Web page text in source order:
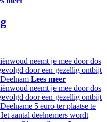
neemt je mee door dos
door een gezellig ontbijt
Lees meer
neemt je mee door dos
door een gezellig ontbijt
5 euro ter plaatse te
aantal deelnemers wordt